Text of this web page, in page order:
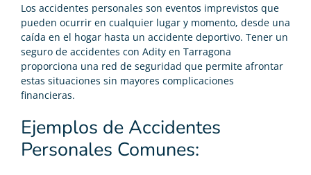
Los accidentes personales son eventos imprevistos que
pueden ocurrir en cualquier lugar y momento, desde una
caída en el hogar hasta un accidente deportivo. Tener un
seguro de accidentes con Adity en Tarragona
proporciona una red de seguridad que permite afrontar
estas situaciones sin mayores complicaciones
financieras.
Ejemplos de Accidentes
Personales Comunes: